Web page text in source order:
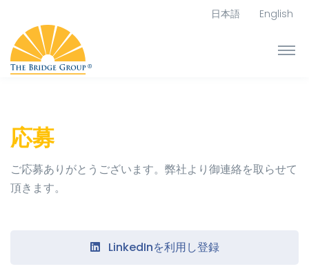
日本語 English
応募
ご応募ありがとうございます。弊社より御連絡を取らせて
頂きます。
LinkedInを利用し登録